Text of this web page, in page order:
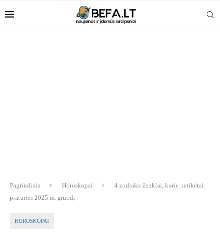
Pagrindinis Horoskopai
4 zodiako ženklai, kurie netikėtai
praturtės 2025 m. gruodį
HOROSKOPAI